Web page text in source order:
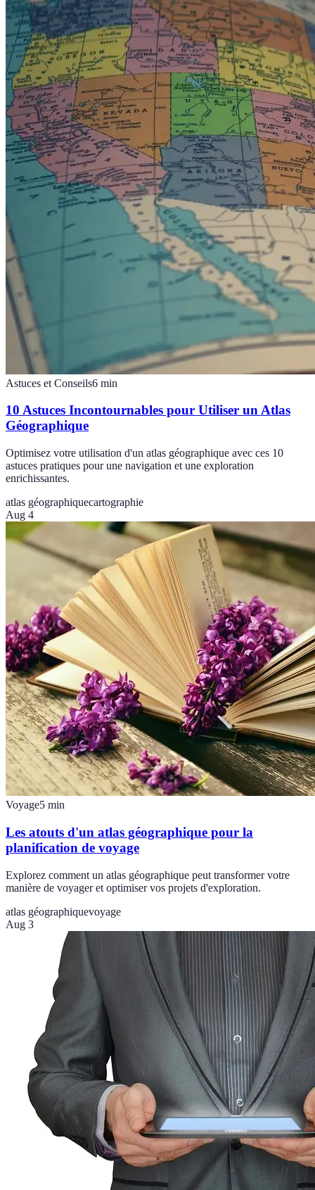
Astuces et Conseils6 min
10 Astuces Incontournables pour Utiliser un Atlas
Géographique
Optimisez votre utilisation d'un atlas géographique avec ces 10
astuces pratiques pour une navigation et une exploration
enrichissantes.
atlas géographiquecartographie
Aug 4
Voyage5 min
Les atouts d'un atlas géographique pour la
planification de voyage
Explorez comment un atlas géographique peut transformer votre
manière de voyager et optimiser vos projets d'exploration.
atlas géographiquevoyage
Aug 3